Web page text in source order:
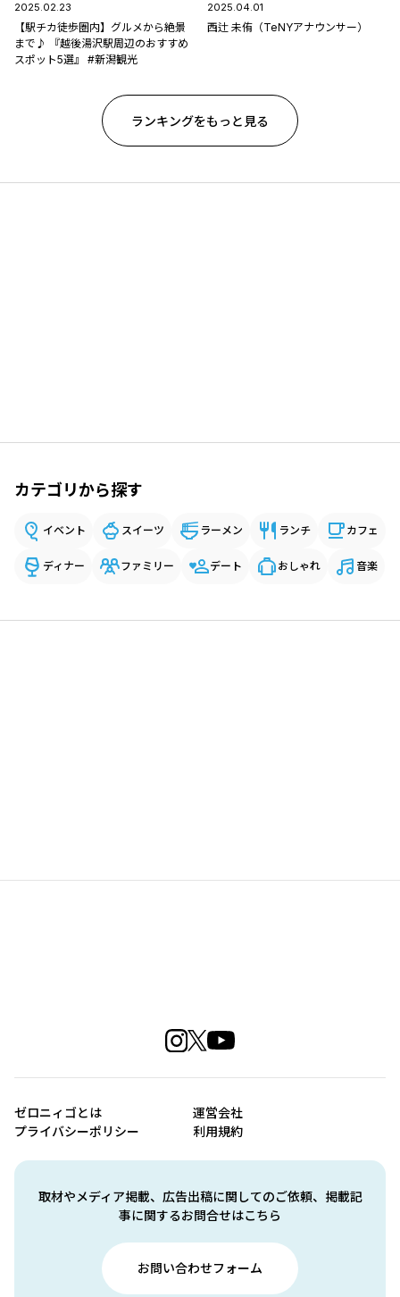
2025.02.23
【駅チカ徒歩圏内】グルメから絶景
まで♪ 『越後湯沢駅周辺のおすすめ
スポット5選』 #新潟観光
2025.04.01
西辻 未侑（TeNYアナウンサー）
ランキングをもっと見る
カテゴリから探す
イベント スイーツ ラーメン ランチ カフェ
ディナー ファミリー デート おしゃれ 音楽
取材やメディア掲載、広告出稿に関してのご依頼、掲載記
事に関するお問合せはこちら
お問い合わせフォーム
ゼロニィゴとは
運営会社
プライバシーポリシー
利用規約